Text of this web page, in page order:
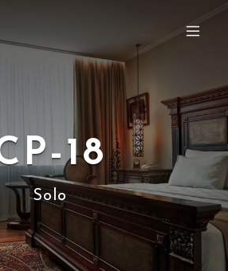
18
Solo